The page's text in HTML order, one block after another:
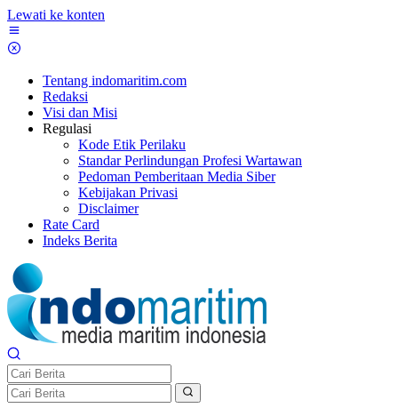
Lewati ke konten
Tentang indomaritim.com
Redaksi
Visi dan Misi
Regulasi
Kode Etik Perilaku
Standar Perlindungan Profesi Wartawan
Pedoman Pemberitaan Media Siber
Kebijakan Privasi
Disclaimer
Rate Card
Indeks Berita